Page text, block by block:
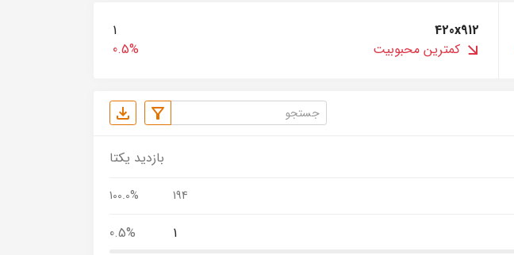
420x912
1
کمترین محبوبیت
0.5%
بازدید یکتا
194
100.0%
1
0.5%